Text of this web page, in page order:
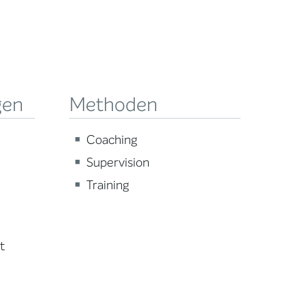
Methoden
Coaching
Supervision
Training